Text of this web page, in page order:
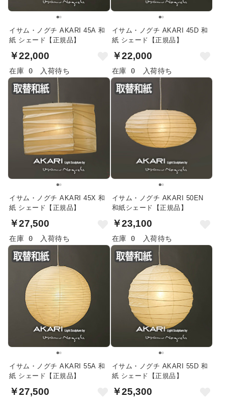
イサム・ノグチ AKARI 45A 和
紙 シェード【正規品】
￥22,000
在庫 0 入荷待ち
イサム・ノグチ AKARI 45D 和
紙 シェード【正規品】
￥22,000
在庫 0 入荷待ち
イサム・ノグチ AKARI 45X 和
紙 シェード【正規品】
￥27,500
在庫 0 入荷待ち
イサム・ノグチ AKARI 50EN
和紙シェード【正規品】
￥23,100
在庫 0 入荷待ち
イサム・ノグチ AKARI 55A 和
紙 シェード【正規品】
￥27,500
イサム・ノグチ AKARI 55D 和
紙 シェード【正規品】
￥25,300